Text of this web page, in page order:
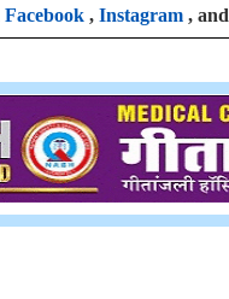
Facebook , Instagram , and